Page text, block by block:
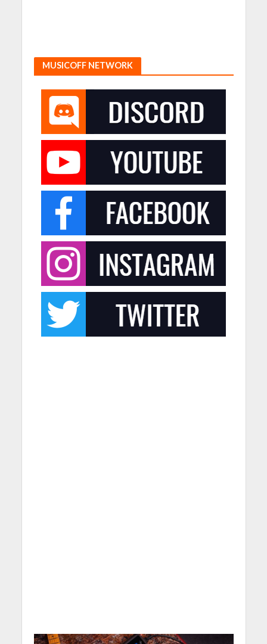
MUSICOFF NETWORK